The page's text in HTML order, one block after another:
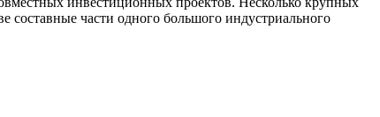
части одного большого индустриального